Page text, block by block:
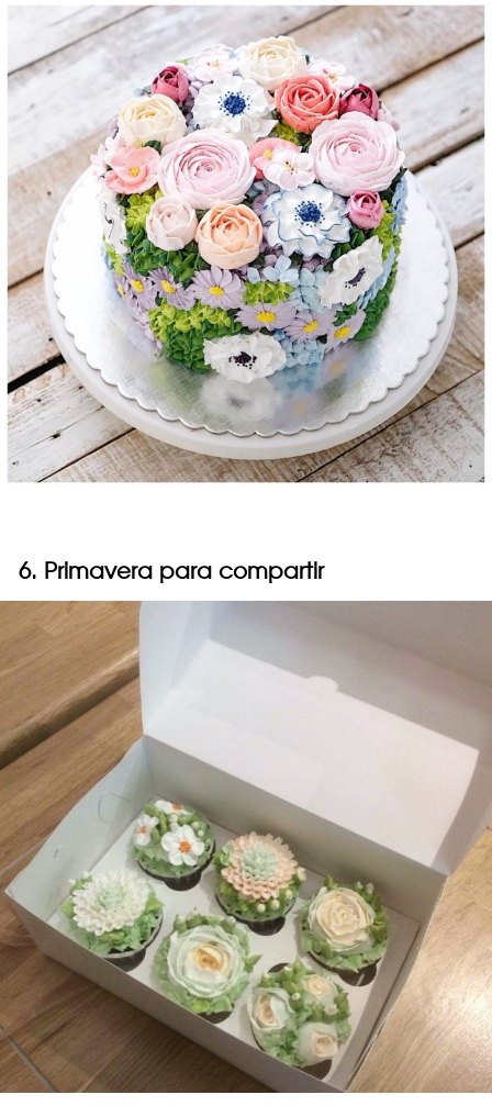
6. Primavera para compartir